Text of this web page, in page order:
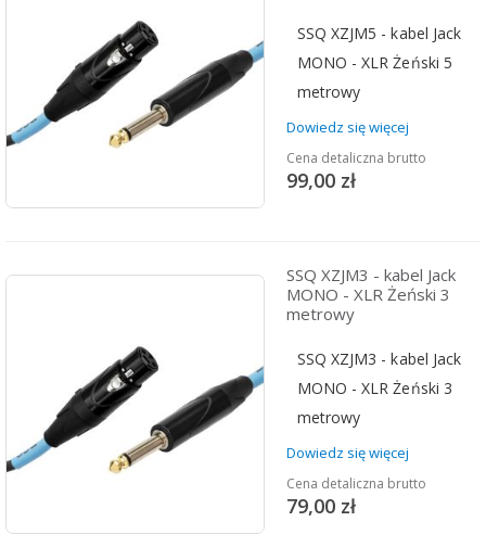
SSQ XZJM5 - kabel Jack
MONO - XLR Żeński 5
metrowy
Dowiedz się więcej
Cena detaliczna brutto
99,00 zł
SSQ XZJM3 - kabel Jack
MONO - XLR Żeński 3
metrowy
SSQ XZJM3 - kabel Jack
MONO - XLR Żeński 3
metrowy
Dowiedz się więcej
Cena detaliczna brutto
79,00 zł